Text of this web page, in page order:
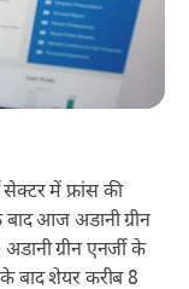
में फ्रांस की
आज अडानी ग्रीन
ग्रीन एनर्जी के
बाद शेयर करीब 8